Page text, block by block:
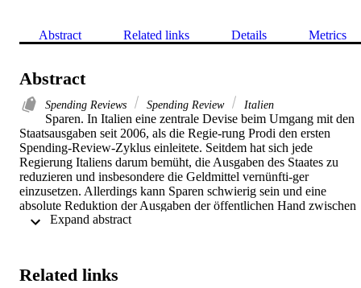
Abstract Related links Details Metrics
Abstract
Spending Reviews Spending Review Italien
Sparen. In Italien eine zentrale Devise beim Umgang mit den
Staatsausgaben seit 2006, als die Regie-rung Prodi den ersten
Spending-Review-Zyklus einleitete. Seitdem hat sich jede
Regierung Italiens darum bemüht, die Ausgaben des Staates zu
reduzieren und insbesondere die Geldmittel vernünfti-ger
einzusetzen. Allerdings kann Sparen schwierig sein und eine
absolute Reduktion der Ausgaben der öffentlichen Hand zwischen
2006 und 2018 hat nicht stattgefunden. Vielmehr sind die
Related links